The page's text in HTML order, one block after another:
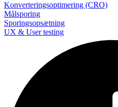
Konverteringsoptimering (CRO)
Målsporing
Sporingsopsætning
UX & User testing